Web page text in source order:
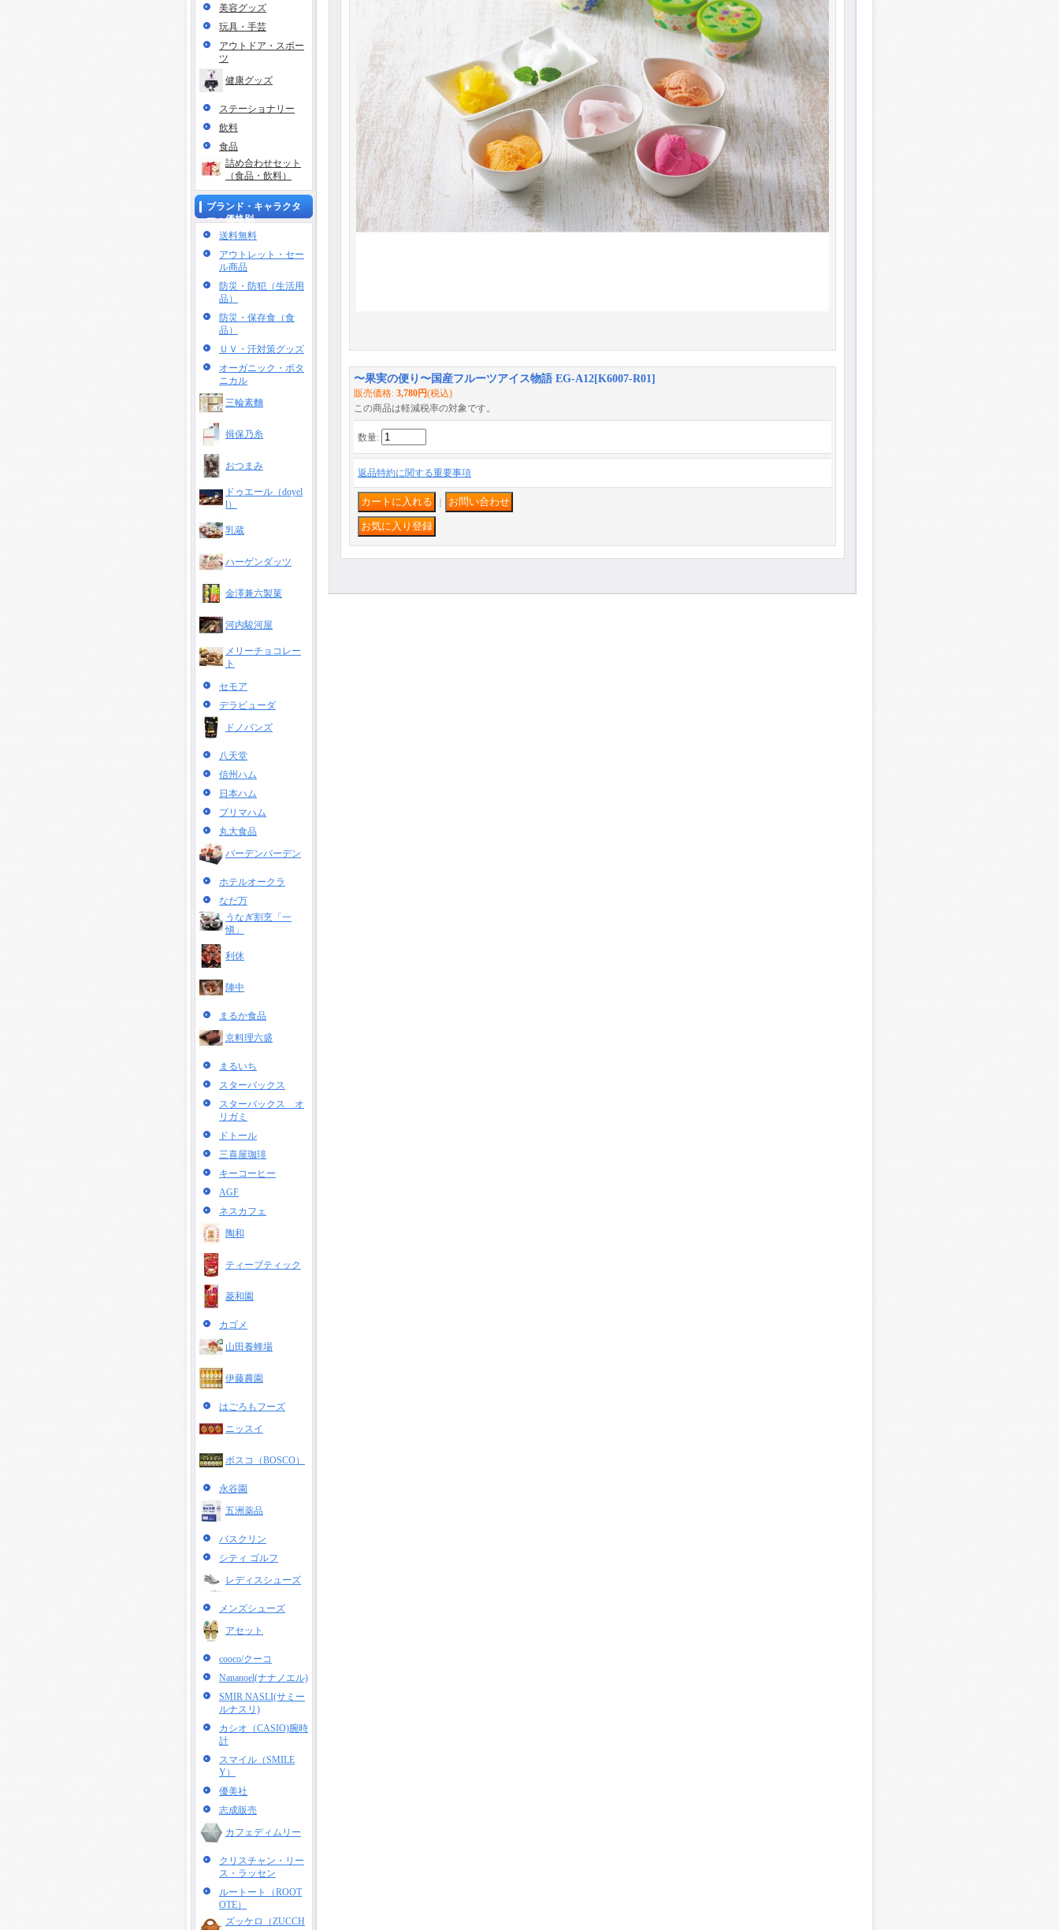
美容グッズ
玩具・手芸
アウトドア・スポー
ツ
健康グッズ
ステーショナリー
飲料
食品
詰め合わせセット
（食品・飲料）
ブランド・キャラクタ
ー・価格別
送料無料
アウトレット・セー
ル商品
防災・防犯（生活用
品）
防災・保存食（食
品）
ＵＶ・汗対策グッズ
オーガニック・ボタ
ニカル
三輪素麵
揖保乃糸
おつまみ
ドゥエール（doyel
l）
乳蔵
ハーゲンダッツ
金澤兼六製菓
河内駿河屋
メリーチョコレー
ト
セモア
デラビューダ
ドノバンズ
八天堂
信州ハム
日本ハム
プリマハム
丸大食品
バーデンバーデン
ホテルオークラ
なだ万
うなぎ割烹「一
愼」
利休
陣中
まるか食品
京料理六盛
まるいち
スターバックス
スターバックス オ
リガミ
ドトール
三喜屋珈琲
キーコーヒー
AGF
ネスカフェ
陶和
ティーブティック
菱和園
カゴメ
山田養蜂場
伊藤農園
はごろもフーズ
ニッスイ
ボスコ（BOSCO）
永谷園
五洲薬品
バスクリン
シティ ゴルフ
レディスシューズ
メンズシューズ
アセット
cooco/クーコ
Nananoel(ナナノエル)
SMIR NASLI(サミー
ルナスリ)
カシオ（CASIO)腕時
計
スマイル（SMILE
Y）
優美社
志成販売
カフェディムリー
クリスチャン・リー
ス・ラッセン
ルートート（ROOT
OTE）
ズッケロ（ZUCCH
〜果実の便り〜国産フルーツアイス物語 EG-A12[K6007-R01]
販売価格: 3,780円(税込)
この商品は軽減税率の対象です。
数量:
返品特約に関する重要事項